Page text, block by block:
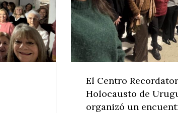
El Centro
Holocausto de
organizó un